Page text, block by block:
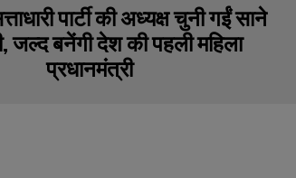
पार्टी की अध्यक्ष चुनी गईं साने
जल्द बनेंगी देश की पहली महिला
प्रधानमंत्री